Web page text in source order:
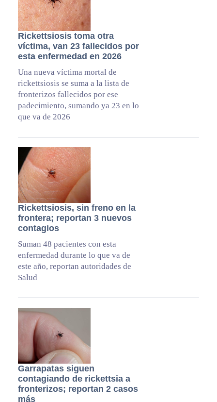
Rickettsiosis toma otra
víctima, van 23 fallecidos por
esta enfermedad en 2026
Una nueva víctima mortal de
rickettsiosis se suma a la lista de
fronterizos fallecidos por ese
padecimiento, sumando ya 23 en lo
que va de 2026
Rickettsiosis, sin freno en la
frontera; reportan 3 nuevos
contagios
Suman 48 pacientes con esta
enfermedad durante lo que va de
este año, reportan autoridades de
Salud
Garrapatas siguen
contagiando de rickettsia a
fronterizos; reportan 2 casos
más